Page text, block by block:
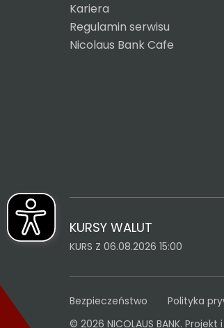
Kariera
Regulamin serwisu
Nicolaus Bank Cafe
KURSY WALUT
KURS Z 06.08.2026 15:00
Bezpieczeństwo Polityka
© 2026 NICOLAUS BANK.